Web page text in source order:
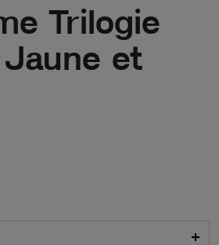
Trilogie
Jaune et